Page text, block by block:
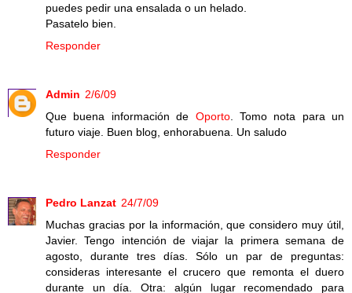
puedes pedir una ensalada o un helado.
Pasatelo bien.
Responder
Admin 2/6/09
Que buena información de Oporto. Tomo nota para un
futuro viaje. Buen blog, enhorabuena. Un saludo
Responder
Pedro Lanzat 24/7/09
Muchas gracias por la información, que considero muy útil,
Javier. Tengo intención de viajar la primera semana de
agosto, durante tres días. Sólo un par de preguntas:
consideras interesante el crucero que remonta el duero
durante un día. Otra: algún lugar recomendado para